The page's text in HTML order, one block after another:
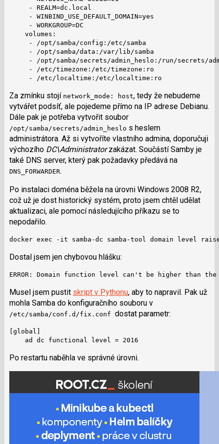
     - REALM=dc.local
     - WINBIND_USE_DEFAULT_DOMAIN=yes
     - WORKGROUP=DC
    volumes:
     - /opt/samba/config:/etc/samba
     - /opt/samba/data:/var/lib/samba
- /opt/samba/secrets/admin_heslo:/run/secrets/
     - /etc/timezone:/etc/timezone:ro
     - /etc/localtime:/etc/localtime:ro
Za zmínku stojí network_mode: host, tedy že nebudeme
vytvářet podsíť, ale pojedeme přímo na IP adrese Debianu.
Dále pak je potřeba vytvořit soubor
/opt/samba/secrets/admin_heslo s heslem
administrátora. Až si vytvoříte vlastního admina, doporučuji
výchozího DC\Administratorzakázat. Součástí Samby je
také DNS server, který pak požadavky předává na
DNS_FORWARDER.
Po instalaci doména běžela na úrovni Windows 2008 R2,
což už je dost historický systém, proto jsem chtěl udělat
aktualizaci, ale pomocí následujícího příkazu se to
nepodařilo.
docker exec -it samba-dc samba-tool domain level
Dostal jsem jen chybovou hlášku:
ERROR: Domain function level can't be higher than
Musel jsem pustit skript v Pythonu, aby to napravil. Pak už
mohla Samba do konfiguračního souboru v
/etc/samba/conf.d/fix.conf dostat parametr:
[global]
    ad dc functional level = 2016
Po restartu naběhla ve správné úrovni.